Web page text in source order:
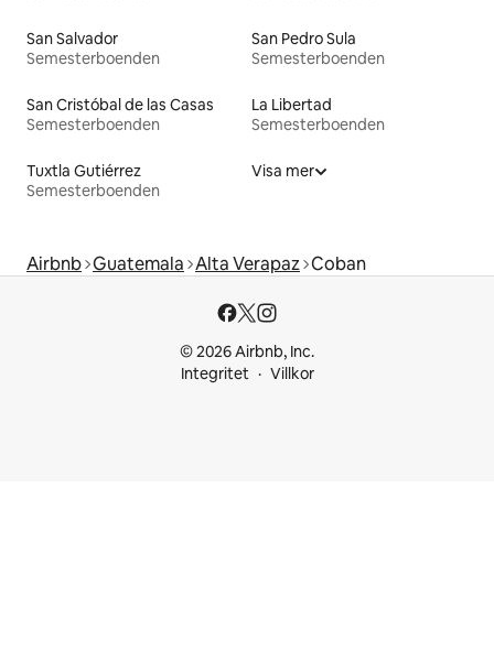
San Salvador
Semesterboenden
San Pedro Sula
Semesterboenden
San Cristóbal de las Casas
Semesterboenden
La Libertad
Semesterboenden
Tuxtla Gutiérrez
Semesterboenden
Visa mer
Airbnb Guatemala Alta Verapaz Coban
© 2026 Airbnb, Inc.
Integritet
Villkor